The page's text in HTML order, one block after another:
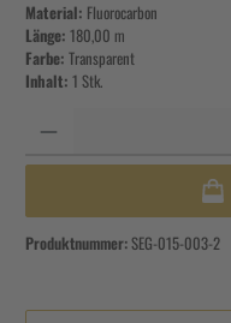
Material: Fluorocarbon
Länge: 180,00 m
Farbe: Transparent
Inhalt: 1 Stk.
Produktnummer:SEG-015-003-2